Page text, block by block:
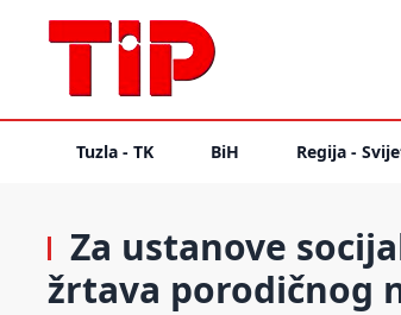
Tuzla - TK BiH Regija -
Za ustanove
žrtava porodičnog